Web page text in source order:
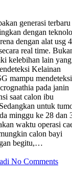
generasi terbaru
dengan
dengan alat usg
real time.
kelebihan lain yang
Kelainan
mampu mendeteksi
pada janin
saat calon ibu
untuk
minggu ke 28 dan
waktu operasi
calon bayi
begitu,…
No Comments